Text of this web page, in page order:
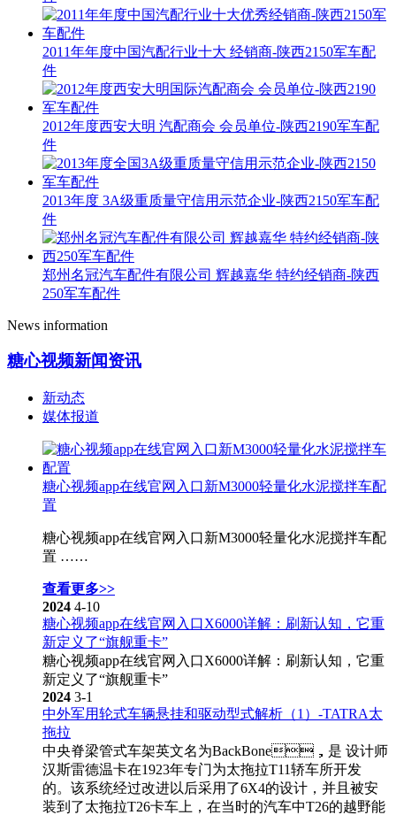
2011年年度中国汽配行业十大 经销商-陕西2150军车配
件
2012年度西安大明 汽配商会 会员单位-陕西2190军车配
件
2013年度 3A级重质量守信用示范企业-陕西2150军车配
件
郑州名冠汽车配件有限公司 辉越嘉华 特约经销商-陕西
250军车配件
News information
糖心视频新闻资讯
新动态
媒体报道
糖心视频app在线官网入口新M3000轻量化水泥搅拌车配
置
糖心视频app在线官网入口新M3000轻量化水泥搅拌车配
置 ……
查看更多>>
2024 4-10
糖心视频app在线官网入口X6000详解：刷新认知，它重
新定义了“旗舰重卡”
糖心视频app在线官网入口X6000详解：刷新认知，它重
新定义了“旗舰重卡”
2024 3-1
中外军用轮式车辆悬挂和驱动型式解析（1）-TATRA太
拖拉
中央脊梁管式车架英文名为BackBone，是 设计师
汉斯雷德温卡在1923年专门为太拖拉T11轿车所开发
的。该系统经过改进以后采用了6X4的设计，并且被安
装到了太拖拉T26卡车上，在当时的汽车中T26的越野能